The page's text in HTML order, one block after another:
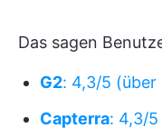
Das sagen
G2: 4,3/5
Capterra: 4,3/